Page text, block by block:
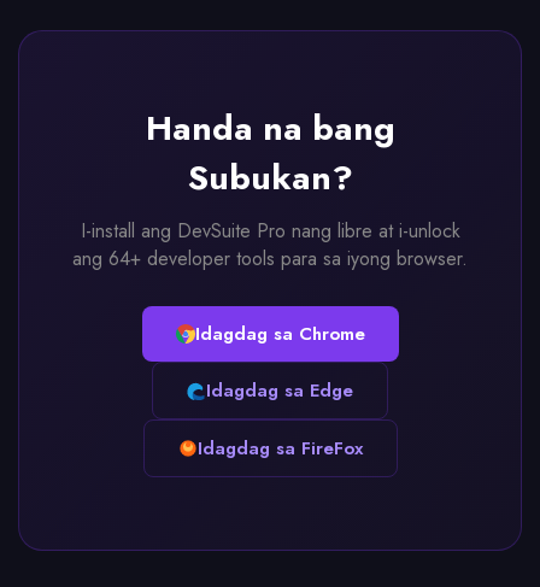
Handa na bang
Subukan?
I-install ang DevSuite Pro nang libre at i-unlock
ang 64+ developer tools para sa iyong browser.
Idagdag sa Chrome
Idagdag sa Edge
Idagdag sa FireFox